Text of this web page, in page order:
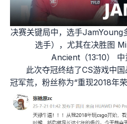
决赛关键局中，选手JamYoung
选手），尤其在决胜图
Ancient（13:10）
此次夺冠终结了CS游戏中
冠军荒，粉丝称为“重现2018年荣